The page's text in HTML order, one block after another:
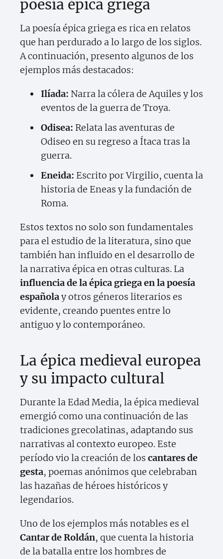
poesía épica griega
La poesía épica griega es rica en relatos
que han perdurado a lo largo de los siglos.
A continuación, presento algunos de los
ejemplos más destacados:
Ilíada: Narra la cólera de Aquiles y los
eventos de la guerra de Troya.
Odisea: Relata las aventuras de
Odiseo en su regreso a Ítaca tras la
guerra.
Eneida: Escrito por Virgilio, cuenta la
historia de Eneas y la fundación de
Roma.
Estos textos no solo son fundamentales
para el estudio de la literatura, sino que
también han influido en el desarrollo de
la narrativa épica en otras culturas. La
influencia de la épica griega en la poesía
españolay otros géneros literarios es
evidente, creando puentes entre lo
antiguo y lo contemporáneo.
La épica medieval europea
y su impacto cultural
Durante la Edad Media, la épica medieval
emergió como una continuación de las
tradiciones grecolatinas, adaptando sus
narrativas al contexto europeo. Este
período vio la creación de los cantares de
gesta, poemas anónimos que celebraban
las hazañas de héroes históricos y
legendarios.
Uno de los ejemplos más notables es el
Cantar de Roldán, que cuenta la historia
de la batalla entre los hombres de